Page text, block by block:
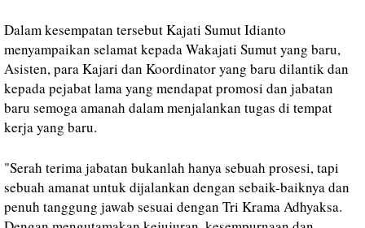
Dalam kesempatan tersebut Kajati Sumut Idianto
menyampaikan selamat kepada Wakajati Sumut yang baru,
Asisten, para Kajari dan Koordinator yang baru dilantik dan
kepada pejabat lama yang mendapat promosi dan jabatan
baru semoga amanah dalam menjalankan tugas di tempat
kerja yang baru.
"Serah terima jabatan bukanlah hanya sebuah prosesi, tapi
sebuah amanat untuk dijalankan dengan sebaik-baiknya dan
penuh tanggung jawab sesuai dengan Tri Krama Adhyaksa.